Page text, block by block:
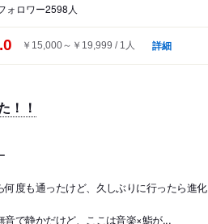
ォロワー2598人
￥15,000～￥19,999 1人 詳細
！！
何度も通ったけど、久しぶりに行ったら進
音で静かだけど、ここは音楽×鮨が...